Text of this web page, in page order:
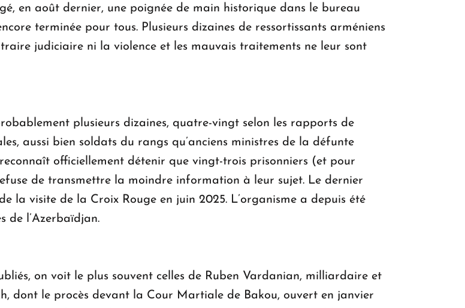
en août dernier, une poignée de main historique dans le bureau
terminée pour tous. Plusieurs dizaines de ressortissants arméniens
judiciaire ni la violence et les mauvais traitements ne leur sont
plusieurs dizaines, quatre-vingt selon les rapports de
aussi bien soldats du rangs qu’anciens ministres de la défunte
officiellement détenir que vingt-trois prisonniers (et pour
de transmettre la moindre information à leur sujet. Le dernier
la visite de la Croix Rouge en juin 2025. L’organisme a depuis été
de l’Azerbaïdjan.
on voit le plus souvent celles de Ruben Vardanian, milliardaire et
dont le procès devant la Cour Martiale de Bakou, ouvert en janvier